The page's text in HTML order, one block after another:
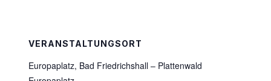
VERANSTALTUNGSORT
Europaplatz, Bad Friedrichshall – Plattenwald